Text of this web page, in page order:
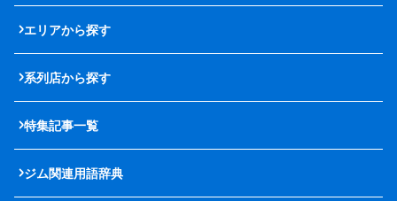
エリアから探す
系列店から探す
特集記事一覧
ジム関連用語辞典